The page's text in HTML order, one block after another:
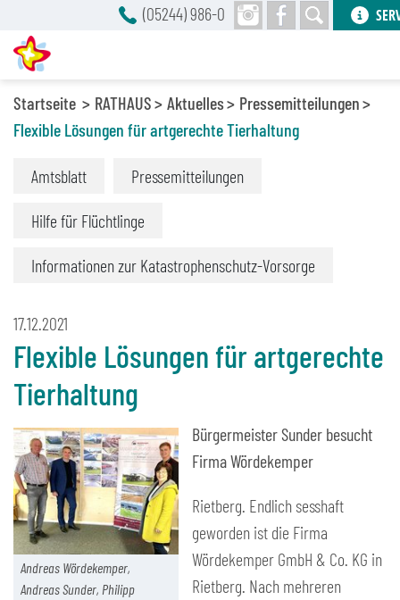
Startseite RATHAUS Aktuelles
Pressemitteilungen
Flexible Lösungen für artgerechte Tierhaltung
Amtsblatt Pressemitteilungen
Hilfe für Flüchtlinge
Informationen zur Katastrophenschutz-Vorsorge
17.12.2021
Flexible Lösungen für artgerechte
Tierhaltung
Andreas Wördekemper,
Andreas Sunder, Philipp
Bürgermeister Sunder besucht
Firma Wördekemper
Rietberg. Endlich sesshaft
geworden ist die Firma
Wördekemper GmbH & Co. KG in
Rietberg. Nach mehreren
(05244) 986-0